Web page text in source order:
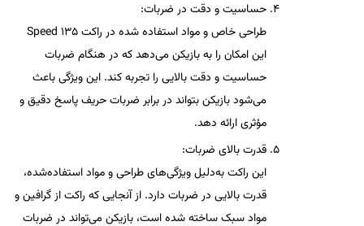
حساسیت و دقت در ضربات:
طراحی خاص و مواد استفاده شده در راکتSpeed 135
این امکان را به بازیکن می‌دهد که در هنگام ضربات
حساسیت و دقت بالایی را تجربه کند. این ویژگی باعث
می‌شود بازیکن بتواند در برابر ضربات حریف پاسخ دقیق و
مؤثری ارائه دهد.
قدرت بالای ضربات:
این راکت به‌دلیل ویژگی‌های طراحی و مواد استفاده‌شده،
قدرت بالایی در ضربات دارد. از آنجایی که راکت ازگرافینو
مواد سبک ساخته شده است، بازیکن می‌تواند در ضربات